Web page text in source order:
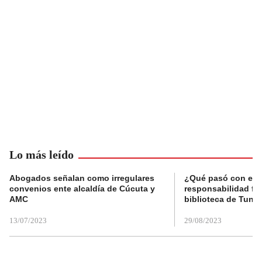
Lo más leído
Abogados señalan como irregulares
convenios ente alcaldía de Cúcuta y
AMC
13/07/2023
¿Qué pasó con el
responsabilidad
biblioteca de
29/08/2023